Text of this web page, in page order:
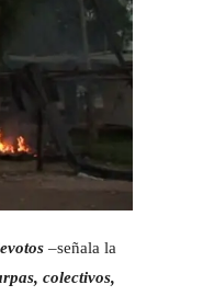
–señala la
colectivos,